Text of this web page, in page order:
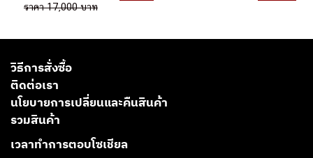
ราคา 17,000 บาท
วิธีการสั่งซื้อ
ติดต่อเรา
นโยบายการเปลี่ยนและคืนสินค้า
รวมสินค้า
เวลาทำการตอบโซเชียล